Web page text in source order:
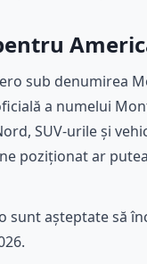
sub denumirea
a numelui
SUV-urile și
poziționat ar
sunt așteptate să